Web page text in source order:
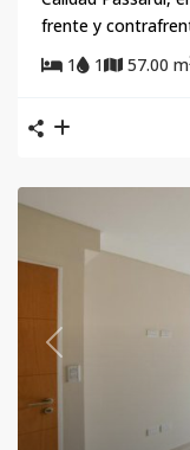
frente y
1
1 57.00 m
Previous